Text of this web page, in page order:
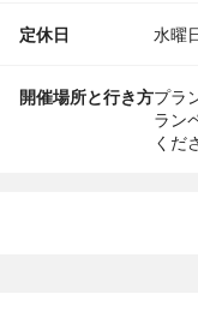
定休日 水曜
開催場所と行き方プラ
ラン
くだ